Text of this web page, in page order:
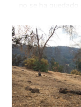
no se ha
[…]